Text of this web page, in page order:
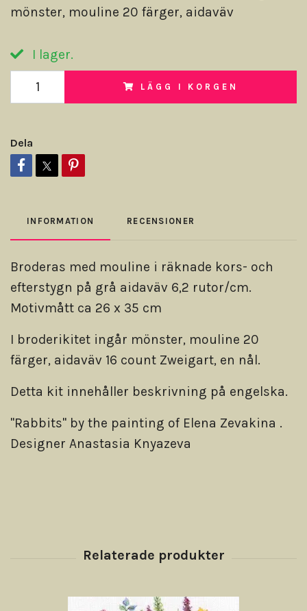
mönster, mouline 20 färger, aidaväv
I lager.
LÄGG I KORGEN
Dela
INFORMATION RECENSIONER
Broderas med mouline i räknade kors- och
efterstygn på grå aidaväv 6,2 rutor/cm.
Motivmått ca 26 x 35 cm
I broderikitet ingår mönster, mouline 20
färger, aidaväv 16 count Zweigart, en nål.
Detta kit innehåller beskrivning på engelska.
"Rabbits" by the painting of Elena Zevakina .
Designer Anastasia Knyazeva